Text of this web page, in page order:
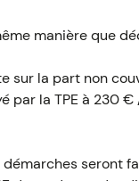
manière que
sur la part non
par la TPE à 230
démarches seront